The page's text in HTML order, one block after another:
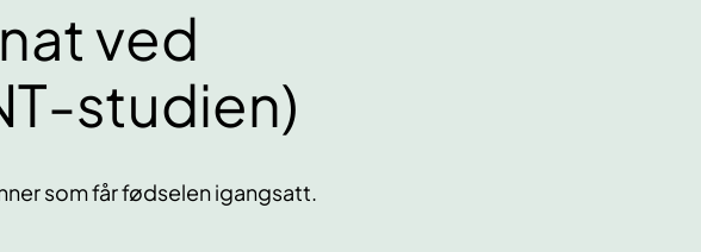
ved
studien)
som får fødselen igangsatt.